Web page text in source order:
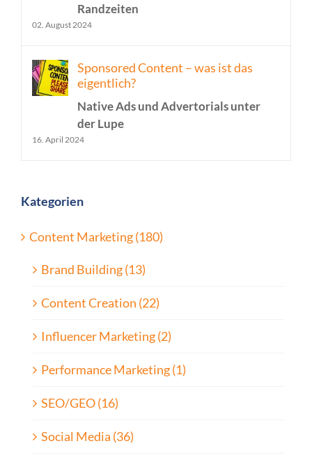
Randzeiten
02. August 2024
Sponsored Content – was ist das
eigentlich?
Native Ads und Advertorials unter
der Lupe
16. April 2024
Kategorien
Content Marketing (180)
Brand Building (13)
Content Creation (22)
Influencer Marketing (2)
Performance Marketing (1)
SEO/GEO (16)
Social Media (36)